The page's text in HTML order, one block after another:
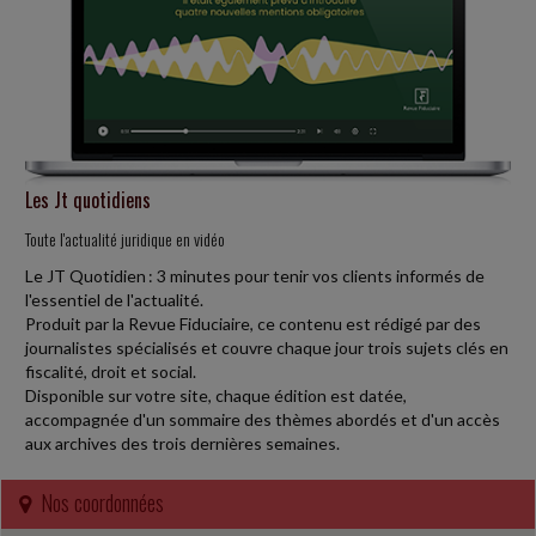
restreint le bénéfice de la réduction d'impôt mécénat. Désormais,
UN CDD DE REMPLACEMENT AVEC UNE CLAUSE DE RUPTURE
ANTICIPÉE EST UN CDI
Un contrat de travail à durée déterminée (CDD) peut être conclu
avec un terme imprécis dans certains cas, notamment pour
remplacer un salarié absent. Le...
Fiscal TPE - 23/07/2026
BAISSE DE LOYER ET ACTE ANORMAL DE GESTION
Une SCI exploitant des logements meublés dans une station de ski
accepte de réduire le montant des loyers dus par son locataire au
moyen d'un avenant au...
CLAUSE DE NON-CONCURRENCE : MÊME PENDANT LA CRISE
SANITAIRE DU COVID-19, L'EMPLOYEUR DEVAIT Y RENONCER
Les Jt quotidiens
Toute l'actualité juridique en vidéo
Le JT Quotidien : 3 minutes pour tenir vos clients informés de
l'essentiel de l'actualité.
Produit par la Revue Fiduciaire, ce contenu est rédigé par des
journalistes spécialisés et couvre chaque jour trois sujets clés en
fiscalité, droit et social.
Disponible sur votre site, chaque édition est datée,
accompagnée d'un sommaire des thèmes abordés et d'un accès
aux archives des trois dernières semaines.
Nos coordonnées